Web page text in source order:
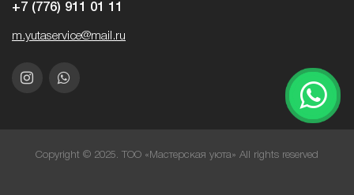
+7 (776) 911 01 11
m.yutaservice@mail.ru
Copyright © 2025. ТОО «Мастерская уюта» All rights reserved